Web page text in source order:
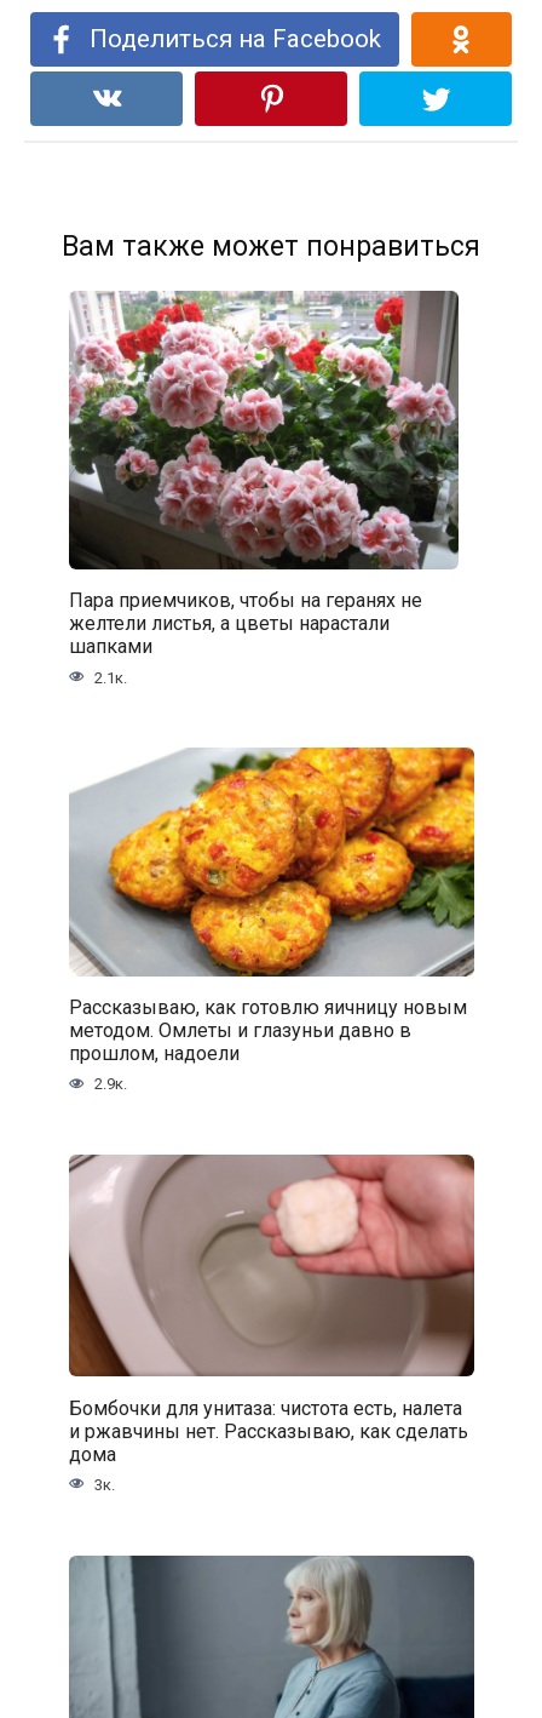
Поделиться на Facebook
Вам также может понравиться
Пара приемчиков, чтобы на геранях не
желтели листья, а цветы нарастали
шапками
2.1к.
Рассказываю, как готовлю яичницу новым
методом. Омлеты и глазуньи давно в
прошлом, надоели
2.9к.
Бомбочки для унитаза: чистота есть, налета
и ржавчины нет. Рассказываю, как сделать
дома
3к.